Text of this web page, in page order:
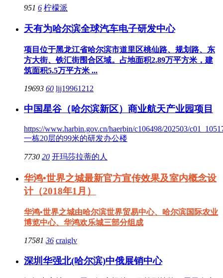
951 6 柠檬派
天有为哈尔滨全球汽车电子研发中心
项目位于黑龙江省哈尔滨市道里区桃仙路、规划路、东
方大街、铁汇街围合区域。占地面积2.89万平方米，建
筑面积5.5万平方米 ...
19693 60 ljj19961212
中国星谷（哈尔滨新区）商业航天产业园项目
https://www.harbin.gov.cn/haerbin/c106498/202503/
一栋20层的99米的研发办公楼
7730 20 开玛莎拉蒂的人
华鸿•世界之城最新官方宣传效果及室内概念设
计（2018年1月）
华鸿•世界之城由哈尔滨世界贸易中心、哈尔滨国际农业
博览中心、华鸿欢乐城三部分组成
17581 36 craiglv
深圳华强北(哈尔滨)中俄展销中心